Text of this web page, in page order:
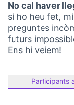
No cal haver
si ho heu fet,
preguntes
futurs
Ens hi veiem!
Participants